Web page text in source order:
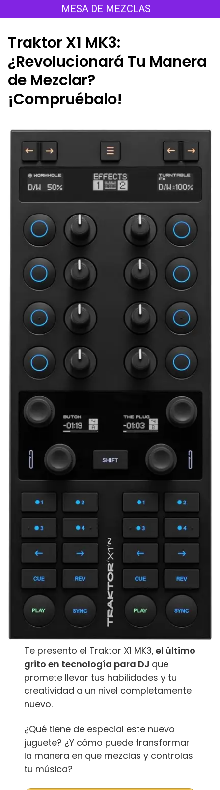
al
MESA DE MEZCLAS
Traktor X1 MK3:
¿Revolucionará Tu Manera
de Mezclar?
¡Compruébalo!
Te presento el Traktor X1 MK3, el último
grito en tecnología para DJ que
promete llevar tus habilidades y tu
creatividad a un nivel completamente
nuevo.
¿Qué tiene de especial este nuevo
juguete? ¿Y cómo puede transformar
la manera en que mezclas y controlas
tu música?